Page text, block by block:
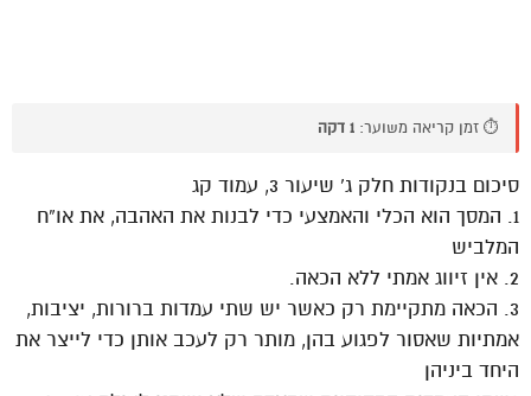
⏱️ זמן קריאה משוער: 1 דקה
סיכום בנקודות חלק ג’ שיעור 3, עמוד קג
1. המסך הוא הכלי והאמצעי כדי לבנות את האהבה, את או”ח
המלביש
2. אין זיווג אמתי ללא הכאה.
3. הכאה מתקיימת רק כאשר יש שתי עמדות ברורות, יציבות,
אמתיות שאסור לפגוע בהן, מותר רק לעכב אותן כדי לייצר את
היחד ביניהן